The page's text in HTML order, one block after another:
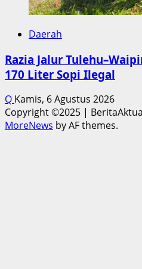
Daerah
Razia Jalur
170 Liter Sopi Ilegal
Q Kamis, 6 Agustus 2026
Copyright ©2025 |
MoreNews by AF themes.